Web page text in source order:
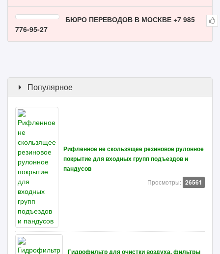
БЮРО ПЕРЕВОДОВ В МОСКВЕ +7 985
776-95-27
Популярное
Рифленное не скользящее резиновое рулонное
покрытие для входных групп подъездов и
пандусов
Просмотры: 26561
Гидрофильтр для очистки воздуха. фильтры